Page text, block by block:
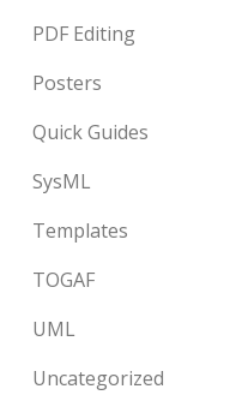
PDF Editing
Posters
Quick Guides
SysML
Templates
TOGAF
UML
Uncategorized